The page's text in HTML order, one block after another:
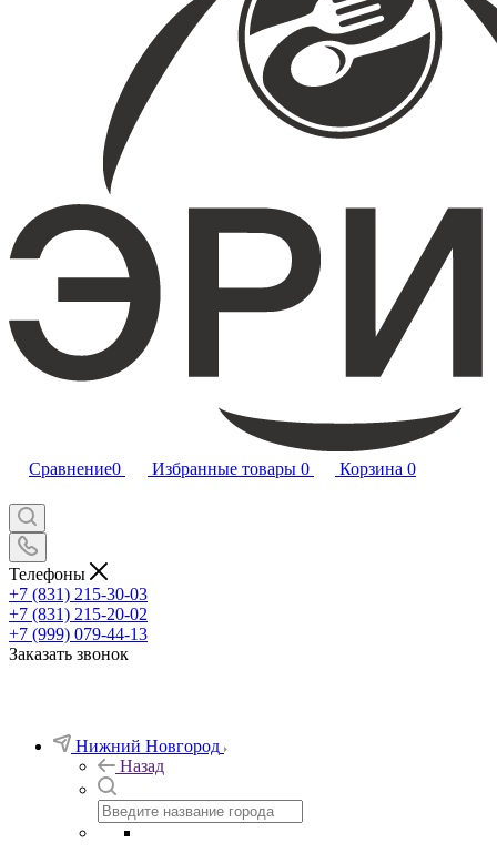
Сравнение0 Избранные товары 0 Корзина 0
Телефоны
+7 (831) 215-30-03
+7 (831) 215-20-02
+7 (999) 079-44-13
Заказать звонок
Нижний Новгород
Назад